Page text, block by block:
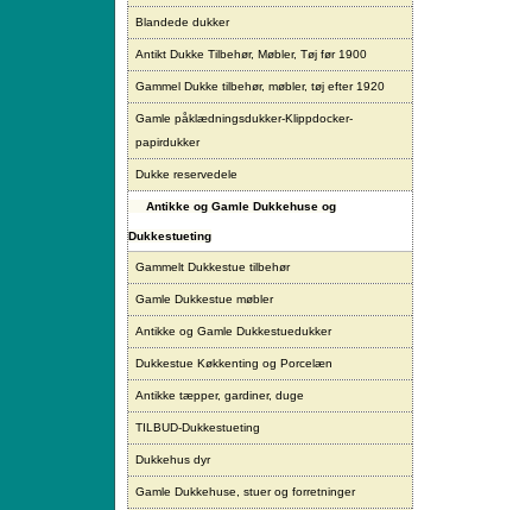
Blandede dukker
Antikt Dukke Tilbehør, Møbler, Tøj før 1900
Gammel Dukke tilbehør, møbler, tøj efter 1920
Gamle påklædningsdukker-Klippdocker-
papirdukker
Dukke reservedele
Antikke og Gamle Dukkehuse og
Dukkestueting
Gammelt Dukkestue tilbehør
Gamle Dukkestue møbler
Antikke og Gamle Dukkestuedukker
Dukkestue Køkkenting og Porcelæn
Antikke tæpper, gardiner, duge
TILBUD-Dukkestueting
Dukkehus dyr
Gamle Dukkehuse, stuer og forretninger